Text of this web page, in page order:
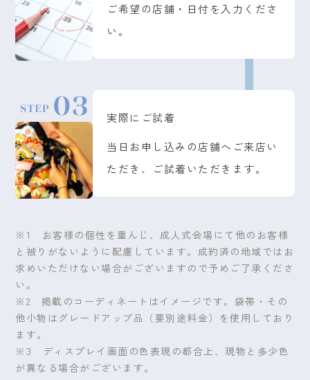
ご希望の店舗・日付を入力くださ
い。
実際にご試着
当日お申し込みの店舗へご来店い
ただき、ご試着いただきます。
※1 お客様の個性を重んじ、成人式会場にて他のお客様
と被りがないように配慮しています。成約済の地域ではお
求めいただけない場合がございますので予めご了承くださ
い。
※2 掲載のコーディネートはイメージです。袋帯・その
他小物はグレードアップ品（要別途料金）を使用しており
ます。
※3 ディスプレイ画面の色表現の都合上、現物と多少色
が異なる場合がございます。